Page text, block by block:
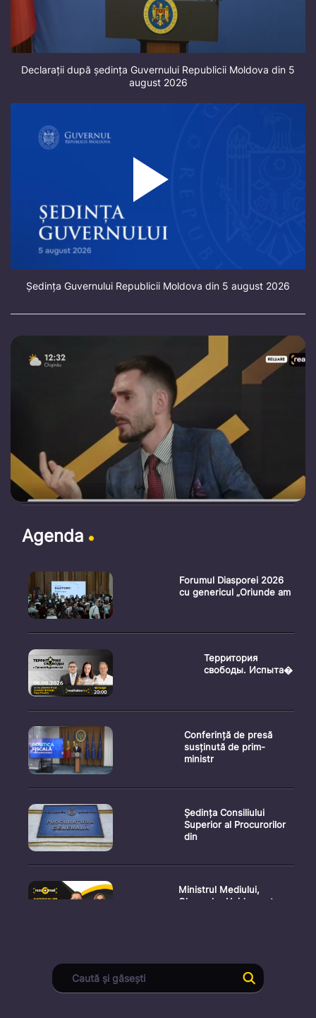
Declarații după ședința Guvernului Republicii Moldova din 5
august 2026
Ședința Guvernului Republicii Moldova din 5 august 2026
Agenda
Forumul Diasporei 2026
cu genericul „Oriunde am
Территория
свободы. Испыта�
Conferință de presă
susținută de prim-
ministr
Ședința Consiliului
Superior al Procurorilor
din
Ministrul Mediului,
Gheorghe Hajder, este
Consultări publice privind
proiectul de lege pent